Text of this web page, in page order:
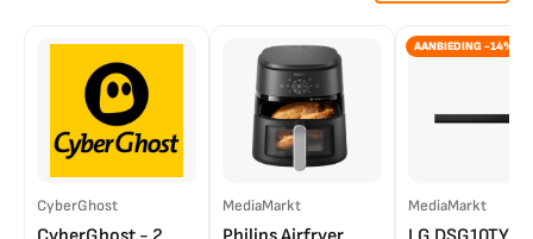
CyberGhost MediaMarkt
AANBIEDING -14%
MediaMarkt